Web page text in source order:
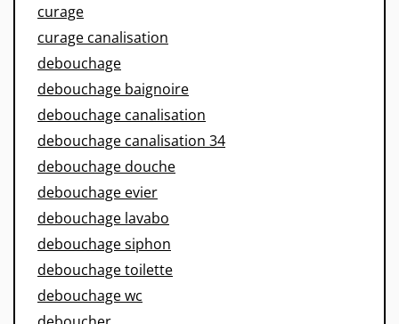
curage
curage canalisation
debouchage
debouchage baignoire
debouchage canalisation
debouchage canalisation 34
debouchage douche
debouchage evier
debouchage lavabo
debouchage siphon
debouchage toilette
debouchage wc